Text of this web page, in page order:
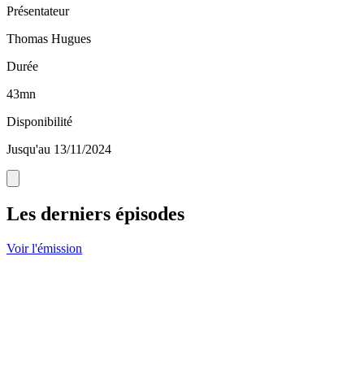
Présentateur
Thomas Hugues
Durée
43mn
Disponibilité
Jusqu'au 13/11/2024
Les derniers épisodes
Voir l'émission